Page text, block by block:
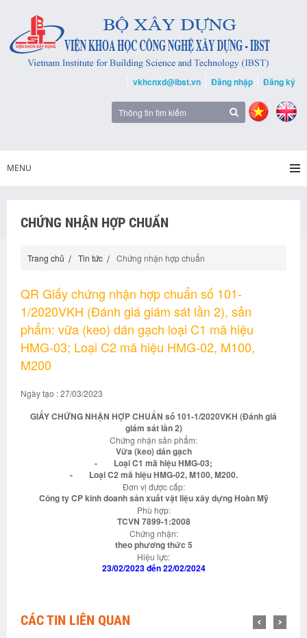
vkhcnxd@ibst.vn Đăng nhập Đăng ký
MENU
CHỨNG NHẬN HỢP CHUẨN
Trang chủ Tin tức Chứng nhận hợp chuẩn
QR Giấy chứng nhận hợp chuẩn số 101-
1/2020VKH (Đánh giá giám sát lần 2), sản
phẩm: vữa (keo) dán gạch loại C1 mã hiệu
HMG-03; Loại C2 mã hiệu HMG-02, M100,
M200
Ngày tạo : 27/03/2023
GIẤY CHỨNG NHẬN HỢP CHUẨN số 101-1/2020VKH (Đánh giá
giám sát lần 2)
Chứng nhận sản phẩm:
Vữa (keo) dán gạch
- Loại C1 mã hiệu HMG-03;
- Loại C2 mã hiệu HMG-02, M100, M200.
Đơn vị được cấp:
Công ty CP kinh doanh sản xuất vật liệu xây dựng Hoàn Mỹ
Phù hợp:
TCVN 7899-1:2008
Chứng nhận:
theo phương thức 5
Hiệu lực:
23/02/2023 đến 22/02/2024
CÁC TIN LIÊN QUAN